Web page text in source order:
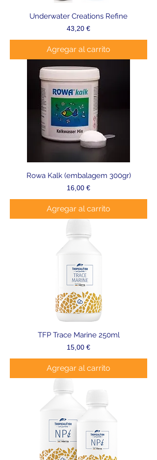
Underwater Creations Refine
Precio
43,20 €
Agregar al carrito
Rowa Kalk (embalagem 300gr)
Precio
16,00 €
Agregar al carrito
TFP Trace Marine 250ml
Precio
15,00 €
Agregar al carrito